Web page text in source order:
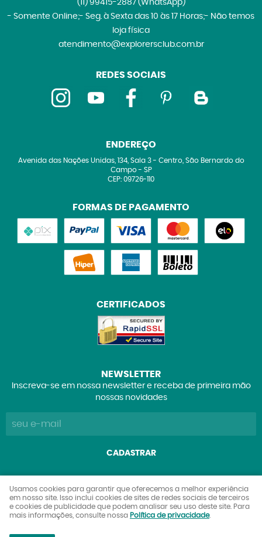
(11)99415-2887 (WhatsApp)
- Somente Online;- Seg. à Sexta das 10 às 17 Horas;- Não temos
loja física
atendimento@explorersclub.com.br
REDES SOCIAIS
ENDEREÇO
Avenida das Nações Unidas, 134, Sala 3- Centro, São Bernardo do
Campo- SP
CEP: 09726-110
FORMAS DE PAGAMENTO
CERTIFICADOS
NEWSLETTER
Inscreva-se em nossa newsletter e receba de primeira mão
nossas novidades
CADASTRAR
Explorers Club Comércio de Brinquedos e Colecionáveis
Ltda
CNPJ: 27.842.089/0001-90
Usamos cookies para garantir que oferecemos a melhor experiência
em nosso site. Isso inclui cookies de sites de redes sociais de terceiros
e cookies de publicidade que podem analisar seu uso deste site. Para
mais informações, consulte nossa Política de privacidade.